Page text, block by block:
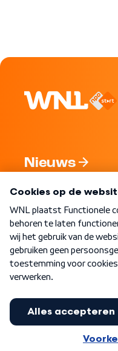
Nieuws
Nieuwsbrief
Word Lid